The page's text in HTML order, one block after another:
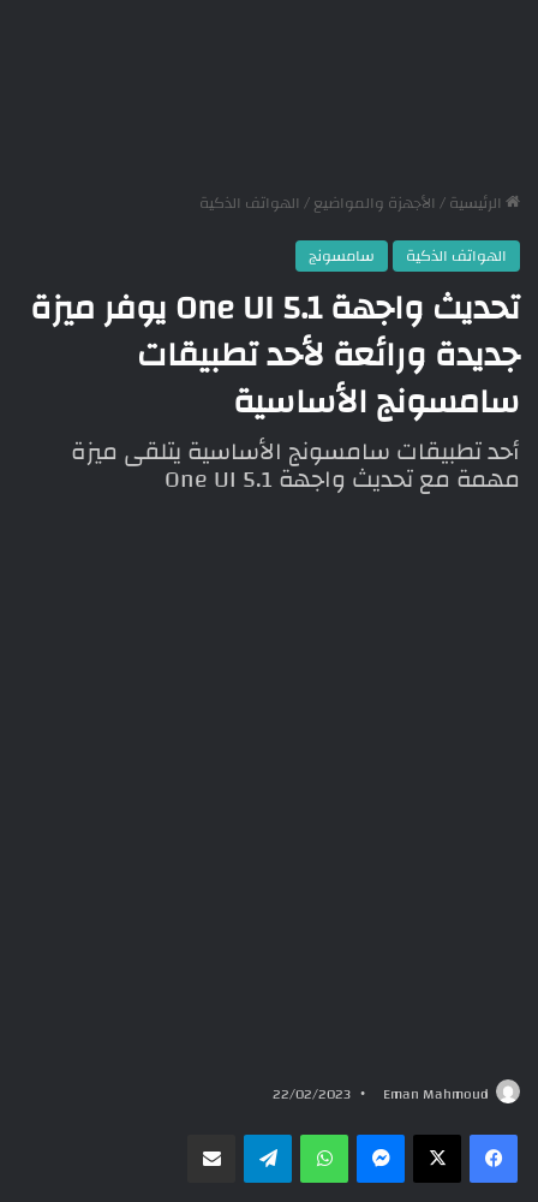
الرئيسية/ الأجهزة والمواضيع/ الهواتف الذكية
الهواتف الذكية
سامسونج
تحديث واجهة One UI 5.1 يوفر ميزة
جديدة ورائعة لأحد تطبيقات
سامسونج الأساسية
أحد تطبيقات سامسونج الأساسية يتلقى ميزة
مهمة مع تحديث واجهة One UI 5.1
Eman Mahmoud
22/02/2023
ماسنجر واتسابتيلقرام